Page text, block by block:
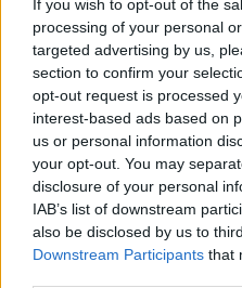
If you wish to opt-out of the
processing of your personal
targeted advertising by us,
section to confirm your
opt-out request is processed
interest-based ads based on
us or personal information
your opt-out. You may
disclosure of your personal
IAB’s list of downstream
also be disclosed by us to
Downstream Participants that